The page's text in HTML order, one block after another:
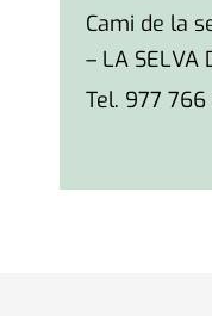
Cami de la
– LA SELVA
Tel. 977